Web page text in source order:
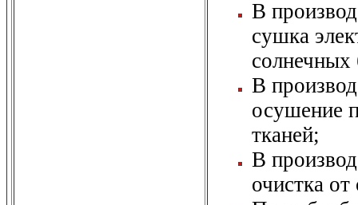
В
сушка
солнечных
В
осушение
тканей;
В
очистка